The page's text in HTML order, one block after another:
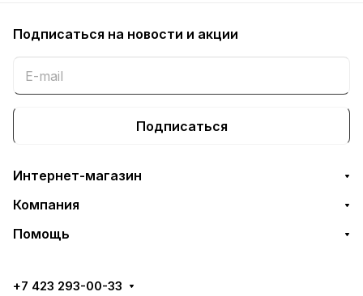
Подписаться на новости и акции
Подписаться
Интернет-магазин
Компания
Помощь
+7 423 293-00-33